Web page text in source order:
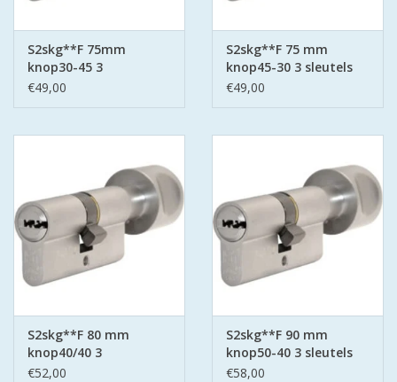
S2skg**F 75mm
knop30-45 3
keersleutels
€49,00
S2skg**F 75 mm
knop45-30 3 sleutels
€49,00
S2skg**F 80 mm
knop40/40 3
keersleutels
€52,00
S2skg**F 90 mm
knop50-40 3 sleutels
€58,00